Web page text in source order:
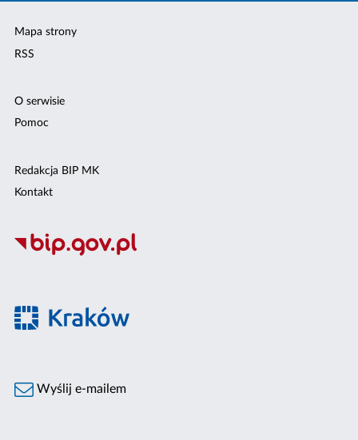
Mapa strony
RSS
O serwisie
Pomoc
Redakcja BIP MK
Kontakt
Wyślij e-mailem